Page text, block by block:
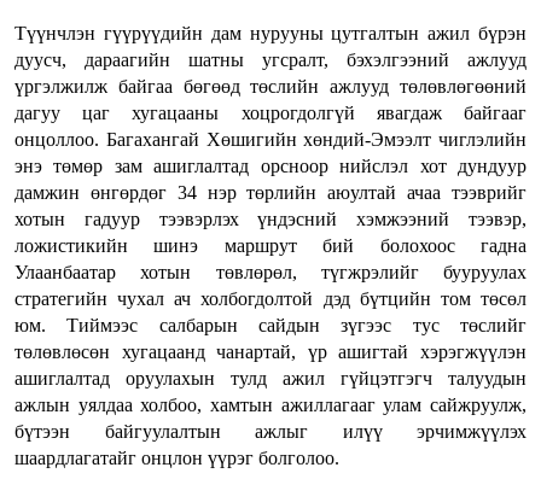
Түүнчлэн гүүрүүдийн дам нурууны цутгалтын ажил бүрэн
дуусч, дараагийн шатны угсралт, бэхэлгээний ажлууд
үргэлжилж байгаа бөгөөд төслийн ажлууд төлөвлөгөөний
дагуу цаг хугацааны хоцрогдолгүй явагдаж байгааг
онцоллоо. Багахангай Хөшигийн хөндий-Эмээлт чиглэлийн
энэ төмөр зам ашиглалтад орсноор нийслэл хот дундуур
дамжин өнгөрдөг 34 нэр төрлийн аюултай ачаа тээврийг
хотын гадуур тээвэрлэх үндэсний хэмжээний тээвэр,
ложистикийн шинэ маршрут бий болохоос гадна
Улаанбаатар хотын төвлөрөл, түгжрэлийг бууруулах
стратегийн чухал ач холбогдолтой дэд бүтцийн том төсөл
юм. Тиймээс салбарын сайдын зүгээс тус төслийг
төлөвлөсөн хугацаанд чанартай, үр ашигтай хэрэгжүүлэн
ашиглалтад оруулахын тулд ажил гүйцэтгэгч талуудын
ажлын уялдаа холбоо, хамтын ажиллагааг улам сайжруулж,
бүтээн байгуулалтын ажлыг илүү эрчимжүүлэх
шаардлагатайг онцлон үүрэг болголоо.